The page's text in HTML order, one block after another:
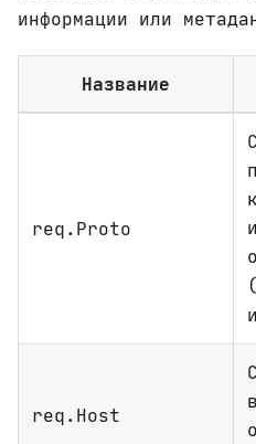
информации или
Название
req.Proto
req.Host